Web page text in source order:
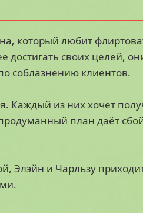
который любит
достигать своих целей,
соблазнению клиентов.
Каждый из них хочет
план даёт
Элэйн и Чарльзу